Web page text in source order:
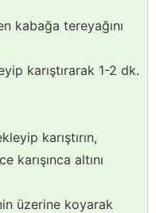
kabağa tereyağını
karıştırarak 1-2 dk.
karıştırın,
karışınca altını
üzerine koyarak